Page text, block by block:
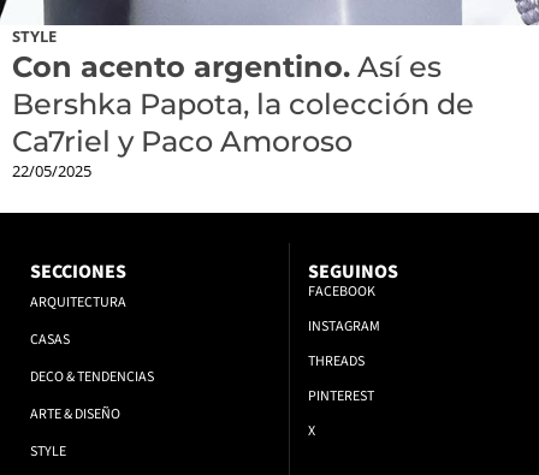
STYLE
Con acento argentino. Así es
Bershka Papota, la colección de
Ca7riel y Paco Amoroso
22/05/2025
SECCIONES
ARQUITECTURA
CASAS
DECO & TENDENCIAS
ARTE & DISEÑO
STYLE
SEGUINOS
FACEBOOK
INSTAGRAM
THREADS
PINTEREST
X